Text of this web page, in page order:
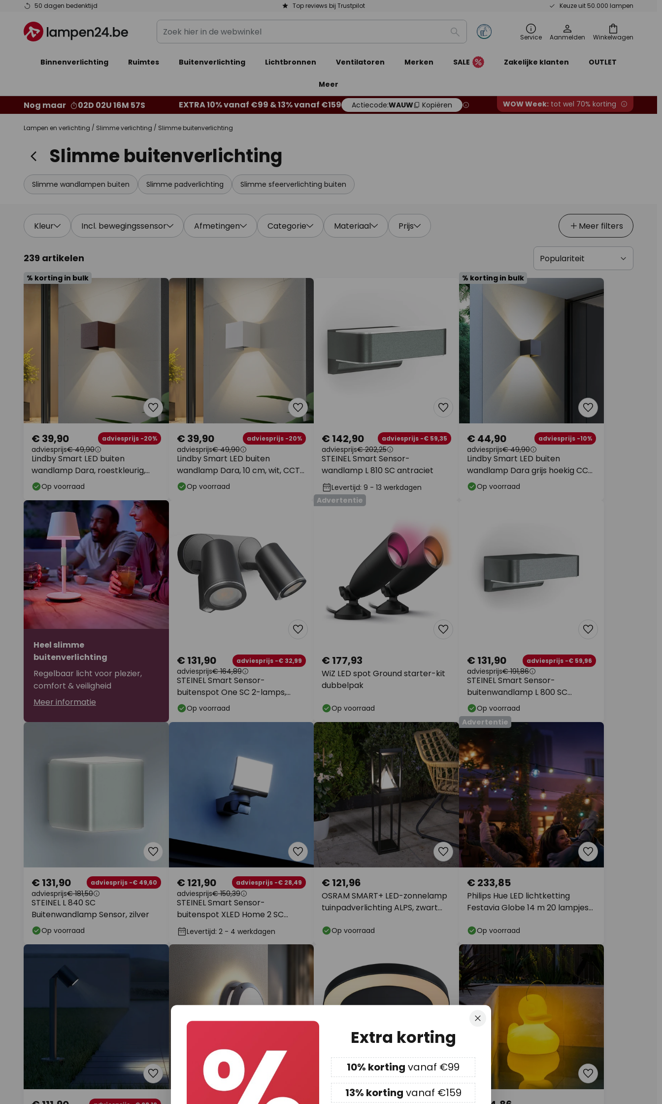
50 dagen bedenktijd Top reviews bij Trustpilot Keuze uit 50.000 lampen
Ga
de
inhoud
Winkelwagen
Zoek
hier
de
Zoeken Service Aanmelden
Binnenverlichting Ruimtes Buitenverlichting Lichtbronnen Ventilatoren Merken SALE Zakelijke klanten OUTLET
Meer
Nog maar 02D 02U 16M 56S EXTRA 10% vanaf €99 & 13% vanaf €159 Actiecode:WAUW Kopiëren WOW Week: tot wel 70% korting
Lampen en verlichting Slimme verlichting Slimme buitenverlichting
Slimme buitenverlichting
Slimme wandlampen buiten Slimme padverlichting Slimme sfeerverlichting buiten
Kleur Incl. bewegingssensor Afmetingen Categorie Materiaal Prijs Meer filters
239 artikelen
% korting in bulk
Lindby Smart LED buiten
wandlamp Dara, roestkleurig,
hoekig, CCT RGB, Tuya
€ 39,90 adviesprijs -20%
adviesprijs€ 49,90
Op voorraad
Lindby Smart LED buiten
wandlamp Dara, 10 cm, wit, CCT
Tuya
€ 39,90 adviesprijs -20%
adviesprijs€ 49,90
Op voorraad
STEINEL Smart Sensor-
wandlamp L 810 SC antraciet
€ 142,90 adviesprijs -€ 59,35
adviesprijs€ 202,25
Levertijd: 9 - 13 werkdagen
% korting in bulk
Lindby Smart LED buiten
wandlamp Dara grijs hoekig CCT
RGB Tuya
€ 44,90 adviesprijs -10%
adviesprijs€ 49,90
Op voorraad
Heel slimme
buitenverlichting
Regelbaar licht voor plezier,
comfort & veiligheid
Meer informatie
STEINEL Smart Sensor-
buitenspot One SC 2-lamps,
antraciet, IP44
€ 131,90 adviesprijs -€ 32,99
adviesprijs€ 164,89
Op voorraad
Advertentie
WiZ LED spot Ground starter-kit
dubbelpak
€ 177,93
Op voorraad
STEINEL Smart Sensor-
buitenwandlamp L 800 SC
antraciet
€ 131,90 adviesprijs -€ 59,96
adviesprijs€ 191,86
Op voorraad
STEINEL L 840 SC
Buitenwandlamp Sensor, zilver
€ 131,90 adviesprijs -€ 49,60
adviesprijs€ 181,50
Op voorraad
STEINEL Smart Sensor-
buitenspot XLED Home 2 SC
zwart
€ 121,90 adviesprijs -€ 28,49
adviesprijs€ 150,39
Levertijd: 2 - 4 werkdagen
OSRAM SMART+ LED-zonnelamp
tuinpadverlichting ALPS, zwart
€ 121,96
Op voorraad
Advertentie
Philips Hue LED lichtketting
Festavia Globe 14 m 20 lampjes
€ 233,85
Op voorraad
Sluiten
Extra korting
10% korting vanaf €99
13% korting vanaf €159